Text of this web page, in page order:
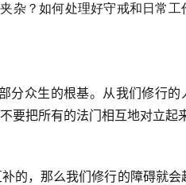
杂？如何处理好守戒和日常工
分众生的根基。从我们修行的
要把所有的法门相互地对立起来
的，那么我们修行的障碍就会